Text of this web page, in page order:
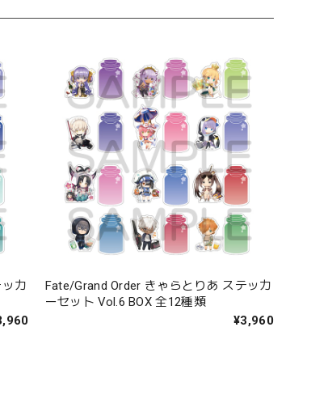
カ
Fate/Grand Order きゃらとりあ ステッカ
ーセット Vol.6 BOX 全12種類
¥3,960